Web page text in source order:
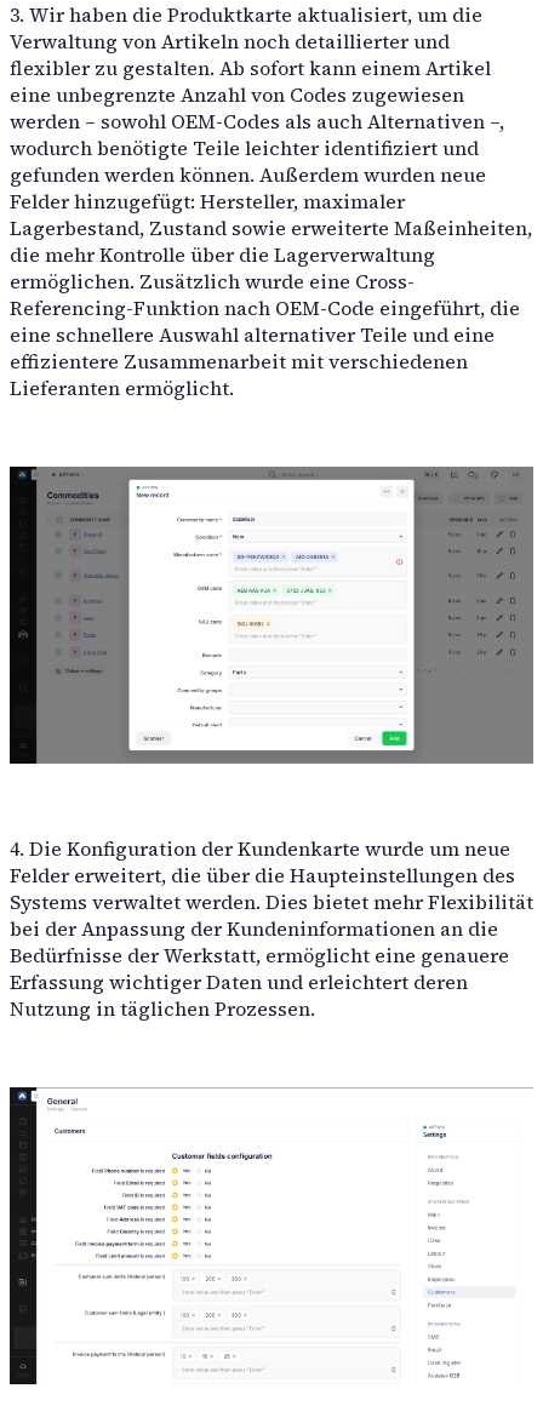
3. Wir haben die Produktkarte aktualisiert, um die
Verwaltung von Artikeln noch detaillierter und
flexibler zu gestalten. Ab sofort kann einem Artikel
eine unbegrenzte Anzahl von Codes zugewiesen
werden – sowohl OEM-Codes als auch Alternativen –,
wodurch benötigte Teile leichter identifiziert und
gefunden werden können. Außerdem wurden neue
Felder hinzugefügt: Hersteller, maximaler
Lagerbestand, Zustand sowie erweiterte Maßeinheiten,
die mehr Kontrolle über die Lagerverwaltung
ermöglichen. Zusätzlich wurde eine Cross-
Referencing-Funktion nach OEM-Code eingeführt, die
eine schnellere Auswahl alternativer Teile und eine
effizientere Zusammenarbeit mit verschiedenen
Lieferanten ermöglicht.
4. Die Konfiguration der Kundenkarte wurde um neue
Felder erweitert, die über die Haupteinstellungen des
Systems verwaltet werden. Dies bietet mehr Flexibilität
bei der Anpassung der Kundeninformationen an die
Bedürfnisse der Werkstatt, ermöglicht eine genauere
Erfassung wichtiger Daten und erleichtert deren
Nutzung in täglichen Prozessen.